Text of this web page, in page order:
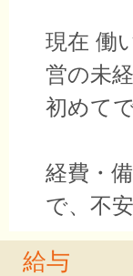
現在 働
営の未
初めて
経費・
で、不
給与